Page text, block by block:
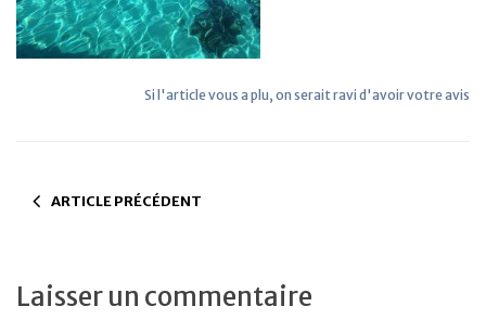
Si l'article vous a plu, on serait ravi d'avoir votre avis
ARTICLE PRÉCÉDENT
Laisser un commentaire